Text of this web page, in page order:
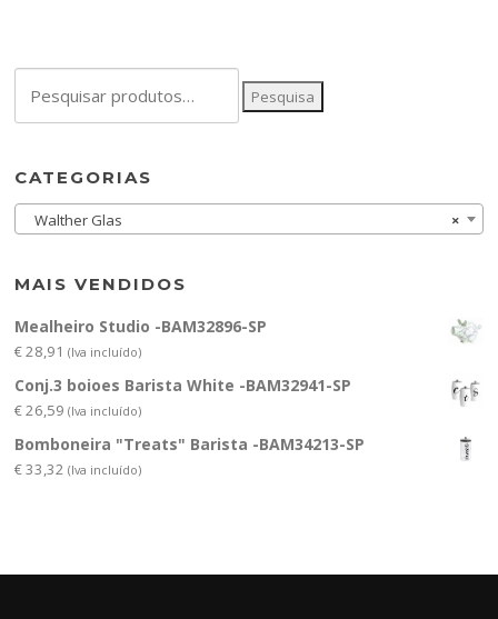
por:
Pesquisa
CATEGORIAS
×
Walther Glas
MAIS VENDIDOS
Mealheiro Studio -BAM32896-SP
€28,91 (Iva incluído)
Conj.3 boioes Barista White -BAM32941-SP
€26,59 (Iva incluído)
Bomboneira "Treats" Barista -BAM34213-SP
€33,32 (Iva incluído)